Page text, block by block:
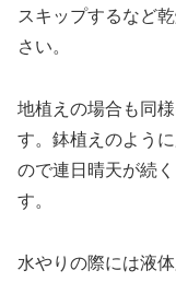
スキップするなど
さい。
地植えの場合も同
す。鉢植えのよう
ので連日晴天が続
す。
水やりの際には液